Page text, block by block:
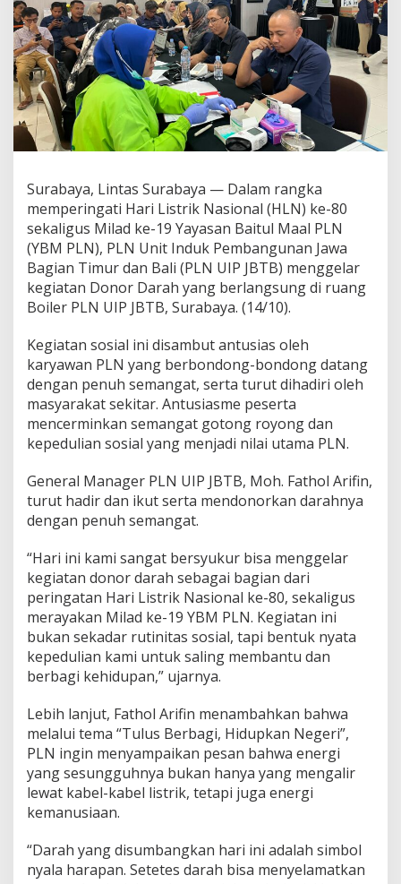
i
l
a
d
Y
B
M
P
L
N
e
1
9
P
L
N
U
P
J
B
T
B
H
i
u
p
k
a
S
e
m
a
n
g
a
t
p
e
d
u
i
L
e
Surabaya, Lintas Surabaya — Dalam rangka
memperingati Hari Listrik Nasional (HLN) ke-80
sekaligus Milad ke-19 Yayasan Baitul Maal PLN
(YBM PLN), PLN Unit Induk Pembangunan Jawa
Bagian Timur dan Bali (PLN UIP JBTB) menggelar
kegiatan Donor Darah yang berlangsung di ruang
Boiler PLN UIP JBTB, Surabaya. (14/10).
Kegiatan sosial ini disambut antusias oleh
karyawan PLN yang berbondong-bondong datang
dengan penuh semangat, serta turut dihadiri oleh
masyarakat sekitar. Antusiasme peserta
mencerminkan semangat gotong royong dan
kepedulian sosial yang menjadi nilai utama PLN.
General Manager PLN UIP JBTB, Moh. Fathol Arifin,
turut hadir dan ikut serta mendonorkan darahnya
dengan penuh semangat.
“Hari ini kami sangat bersyukur bisa menggelar
kegiatan donor darah sebagai bagian dari
peringatan Hari Listrik Nasional ke-80, sekaligus
merayakan Milad ke-19 YBM PLN. Kegiatan ini
bukan sekadar rutinitas sosial, tapi bentuk nyata
kepedulian kami untuk saling membantu dan
berbagi kehidupan,” ujarnya.
Lebih lanjut, Fathol Arifin menambahkan bahwa
melalui tema “Tulus Berbagi, Hidupkan Negeri”,
PLN ingin menyampaikan pesan bahwa energi
yang sesungguhnya bukan hanya yang mengalir
lewat kabel-kabel listrik, tetapi juga energi
kemanusiaan.
“Darah yang disumbangkan hari ini adalah simbol
nyala harapan. Setetes darah bisa menyelamatkan